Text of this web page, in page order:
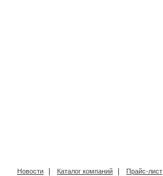
Новости | Каталог компаний | Прайс-лист